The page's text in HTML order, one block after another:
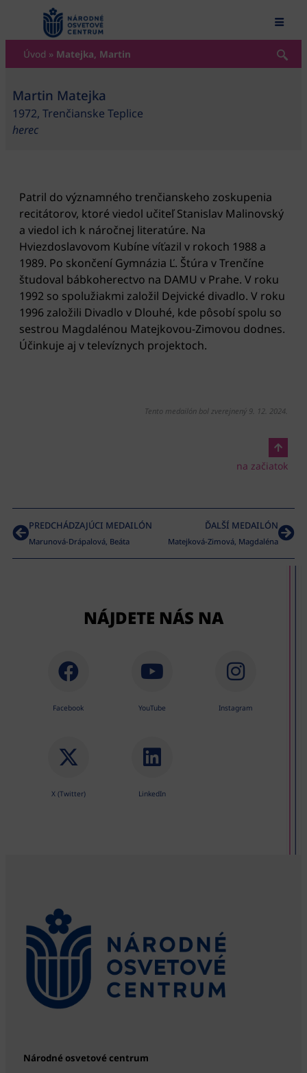
content
Úvod » Matejka, Martin
Martin Matejka
1972, Trenčianske Teplice
herec
Patril do významného trenčianskeho zoskupenia
recitátorov, ktoré viedol učiteľ Stanislav Malinovský
a viedol ich k náročnej literatúre. Na
Hviezdoslavovom Kubíne víťazil v rokoch 1988 a
1989. Po skončení Gymnázia Ľ. Štúra v Trenčíne
študoval bábkoherectvo na DAMU v Prahe. V roku
1992 so spolužiakmi založil Dejvické divadlo. V roku
1996 založili Divadlo v Dlouhé, kde pôsobí spolu so
sestrou Magdalénou Matejkovou-Zimovou dodnes.
Účinkuje aj v televíznych projektoch.
Tento medailón bol zverejnený 9. 12. 2024.
na začiatok
PREDCHÁDZAJÚCI MEDAILÓN
Marunová-Drápalová, Beáta
ĎALŠÍ MEDAILÓN
Matejková-Zimová, Magdaléna
NÁJDETE NÁS NA
Facebook YouTube Instagram
X (Twitter) LinkedIn
Národné osvetové centrum